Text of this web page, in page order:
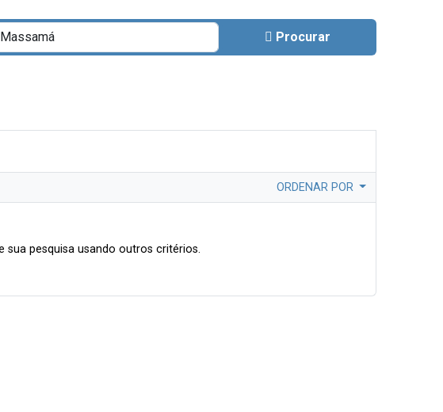
Procurar
ORDENAR POR
sua pesquisa usando outros critérios.